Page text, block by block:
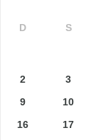
D S
2
3
9
10
16
17